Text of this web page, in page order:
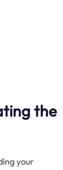
the
your